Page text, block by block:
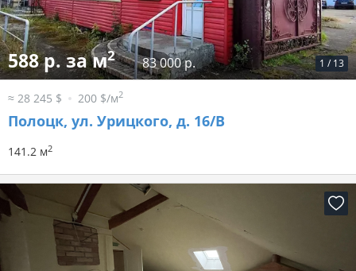
1 / 13
588 р. за м2 83 000 р.
≈ 28 245 $ 200 $/м2
Полоцк, ул. Урицкого, д. 16/В
141.2 м2